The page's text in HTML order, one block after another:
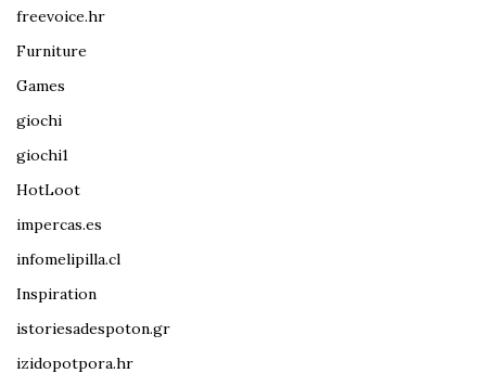
freevoice.hr
Furniture
Games
giochi
giochi1
HotLoot
impercas.es
infomelipilla.cl
Inspiration
istoriesadespoton.gr
izidopotpora.hr